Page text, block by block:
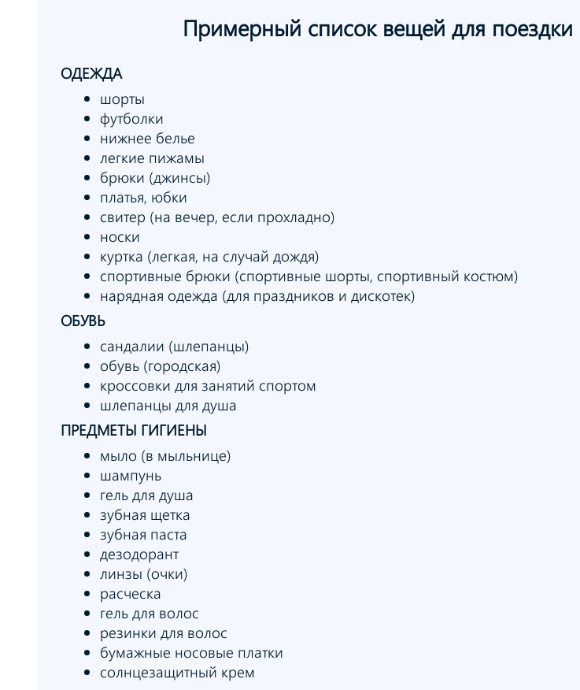
Примерный список вещей для поездки
ОДЕЖДА
шорты
футболки
нижнее белье
легкие пижамы
брюки (джинсы)
платья, юбки
свитер (на вечер, если прохладно)
носки
куртка (легкая, на случай дождя)
спортивные брюки (спортивные шорты, спортивный костюм)
нарядная одежда (для праздников и дискотек)
ОБУВЬ
сандалии (шлепанцы)
обувь (городская)
кроссовки для занятий спортом
шлепанцы для душа
ПРЕДМЕТЫ ГИГИЕНЫ
мыло (в мыльнице)
шампунь
гель для душа
зубная щетка
зубная паста
дезодорант
линзы (очки)
расческа
гель для волос
резинки для волос
бумажные носовые платки
солнцезащитный крем